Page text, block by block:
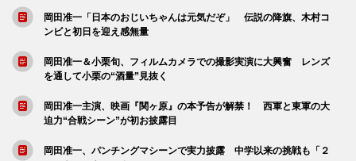
岡田准一「日本のおじいちゃんは元気だぞ」 伝説の降旗、木村コ
ンビと初日を迎え感無量
岡田准一＆小栗旬、フィルムカメラでの撮影実演に大興奮 レンズ
を通して小栗の“酒量”見抜く
岡田准一主演、映画『関ヶ原』の本予告が解禁！ 西軍と東軍の大
迫力“合戦シーン”が初お披露目
岡田准一、パンチングマシーンで実力披露 中学以来の挑戦も「２